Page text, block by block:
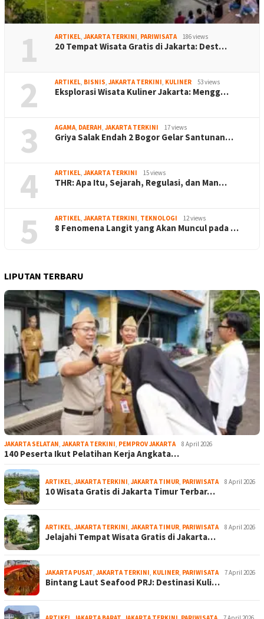
1 ARTIKEL, JAKARTA TERKINI, PARIWISATA 186 views
20 Tempat Wisata Gratis di Jakarta: Dest…
2 ARTIKEL, BISNIS, JAKARTA TERKINI, KULINER 53 views
Eksplorasi Wisata Kuliner Jakarta: Mengg…
3 AGAMA, DAERAH, JAKARTA TERKINI 17 views
Griya Salak Endah 2 Bogor Gelar Santunan…
4 ARTIKEL, JAKARTA TERKINI 15 views
THR: Apa Itu, Sejarah, Regulasi, dan Man…
5 ARTIKEL, JAKARTA TERKINI, TEKNOLOGI 12 views
8 Fenomena Langit yang Akan Muncul pada …
LIPUTAN TERBARU
JAKARTA SELATAN JAKARTA TERKINI PEMPROV JAKARTA 8 April 2026
140 Peserta Ikut Pelatihan Kerja Angkata…
ARTIKEL JAKARTA TERKINI JAKARTA TIMUR PARIWISATA 8 April 2026
10 Wisata Gratis di Jakarta Timur Terbar…
ARTIKEL JAKARTA TERKINI JAKARTA TIMUR PARIWISATA 8 April 2026
Jelajahi Tempat Wisata Gratis di Jakarta…
JAKARTA PUSAT JAKARTA TERKINI KULINER PARIWISATA 7 April 2026
Bintang Laut Seafood PRJ: Destinasi Kuli…